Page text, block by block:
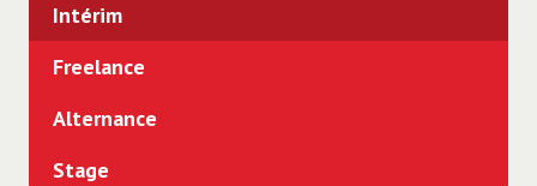
Intérim
Freelance
Alternance
Stage